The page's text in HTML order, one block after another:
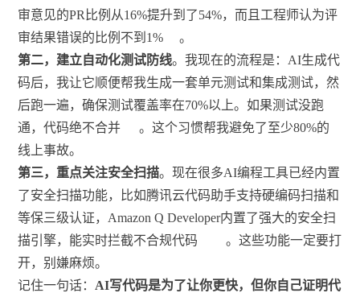
审意见的PR比例从16%提升到了54%，而且工程师认为评
审结果错误的比例不到1%
。
第二，建立自动化测试防线。我现在的流程是：AI生成代
码后，我让它顺便帮我生成一套单元测试和集成测试，然
后跑一遍，确保测试覆盖率在70%以上。如果测试没跑
通，代码绝不合并
。这个习惯帮我避免了至少80%的
线上事故。
第三，重点关注安全扫描。现在很多AI编程工具已经内置
了安全扫描功能，比如腾讯云代码助手支持硬编码扫描和
等保三级认证，Amazon Q Developer内置了强大的安全扫
描引擎，能实时拦截不合规代码
。这些功能一定要打
开，别嫌麻烦。
记住一句话： AI写代码是为了让你更快，但你自己证明代